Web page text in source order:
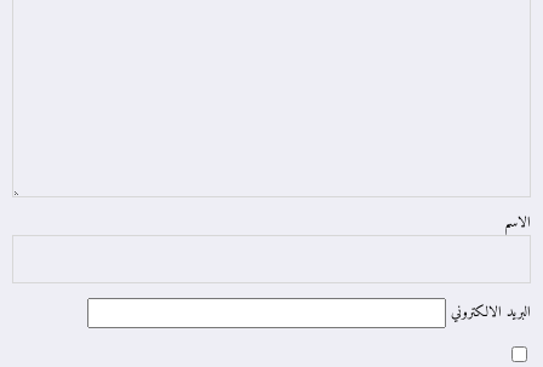
الاسم
البريد الالكتروني